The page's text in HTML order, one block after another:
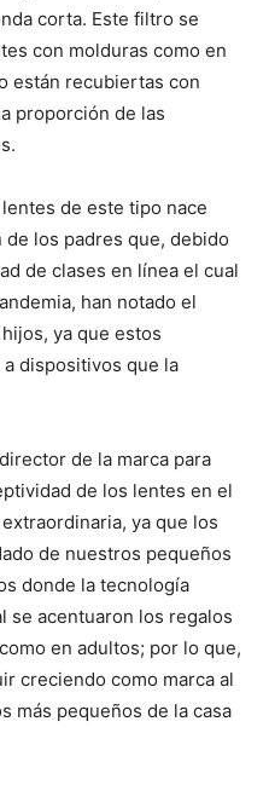
corta. Este filtro se
con molduras como en
están recubiertas con
proporción de las
de este tipo nace
los padres que, debido
de clases en línea el cual
han notado el
ya que estos
dispositivos que la
de la marca para
de los lentes en el
ya que los
de nuestros pequeños
donde la tecnología
se acentuaron los regalos
en adultos; por lo que,
creciendo como marca al
más pequeños de la casa